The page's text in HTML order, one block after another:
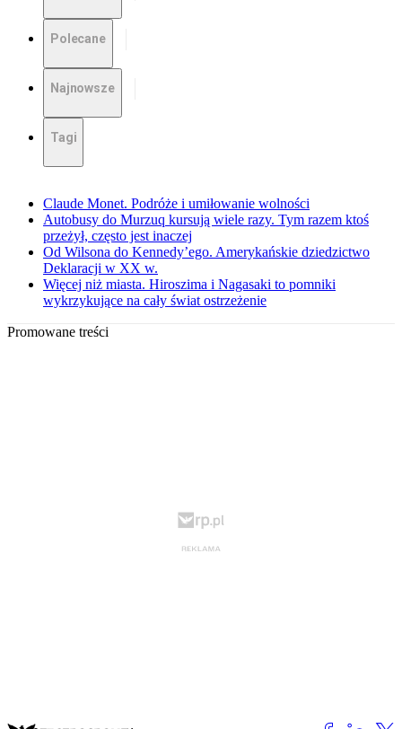
Polecane
Najnowsze
Tagi
Claude Monet. Podróże i umiłowanie wolności
Autobusy do Murzuq kursują wiele razy. Tym razem ktoś
przeżył, często jest inaczej
Od Wilsona do Kennedy’ego. Amerykańskie dziedzictwo
Deklaracji w XX w.
Więcej niż miasta. Hiroszima i Nagasaki to pomniki
wykrzykujące na cały świat ostrzeżenie
Promowane treści